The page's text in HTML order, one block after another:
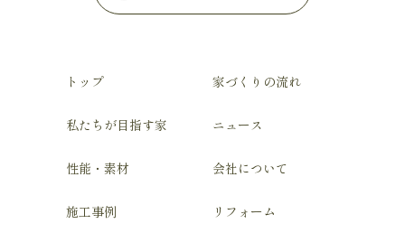
トップ
私たちが目指す家
性能・素材
施工事例
家づくりの流れ
ニュース
会社について
リフォーム